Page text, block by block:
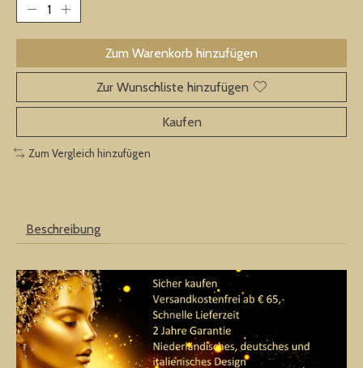
Zum Warenkorb hinzufügen
Zur Wunschliste hinzufügen
Kaufen
Zum Vergleich hinzufügen
Beschreibung